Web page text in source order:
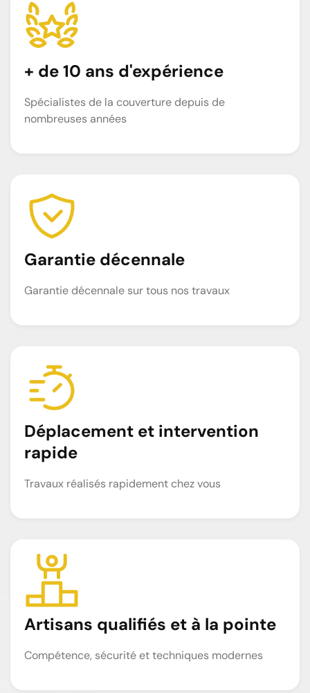
+ de 10 ans d'expérience
Spécialistes de la couverture depuis de
nombreuses années
Garantie décennale
Garantie décennale sur tous nos travaux
Déplacement et intervention
rapide
Travaux réalisés rapidement chez vous
Artisans qualifiés et à la pointe
Compétence, sécurité et techniques modernes